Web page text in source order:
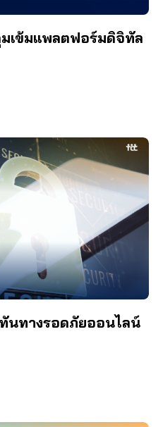
เข้มแพลตฟอร์มดิจิทัล
นทางรอดภัยออนไลน์